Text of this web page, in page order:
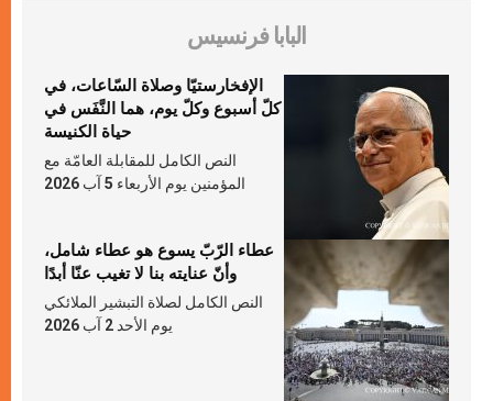
البابا فرنسيس
الإفخارستيّا وصلاة السّاعات، في
كلّ أسبوع وكلّ يوم، هما النَّفَس في
حياة الكنيسة
النص الكامل للمقابلة العامّة مع
المؤمنين يوم الأربعاء 5 آب 2026
عطاء الرّبّ يسوع هو عطاء شامل،
وأنّ عنايته بنا لا تغيب عنّا أبدًا
النص الكامل لصلاة التبشير الملائكي
يوم الأحد 2 آب 2026